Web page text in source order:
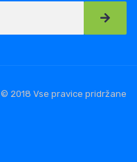
© 2018 Vse pravice pridržane